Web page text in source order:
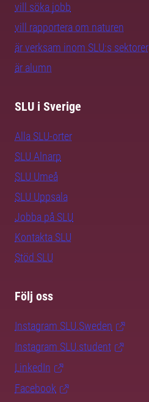
vill söka jobb
vill rapportera om naturen
är verksam inom SLU:s sektorer
är alumn
SLU i Sverige
Alla SLU-orter
SLU Alnarp
SLU Umeå
SLU Uppsala
Jobba på SLU
Kontakta SLU
Stöd SLU
Följ oss
Instagram SLU.Sweden
Instagram SLU.student
LinkedIn
Facebook